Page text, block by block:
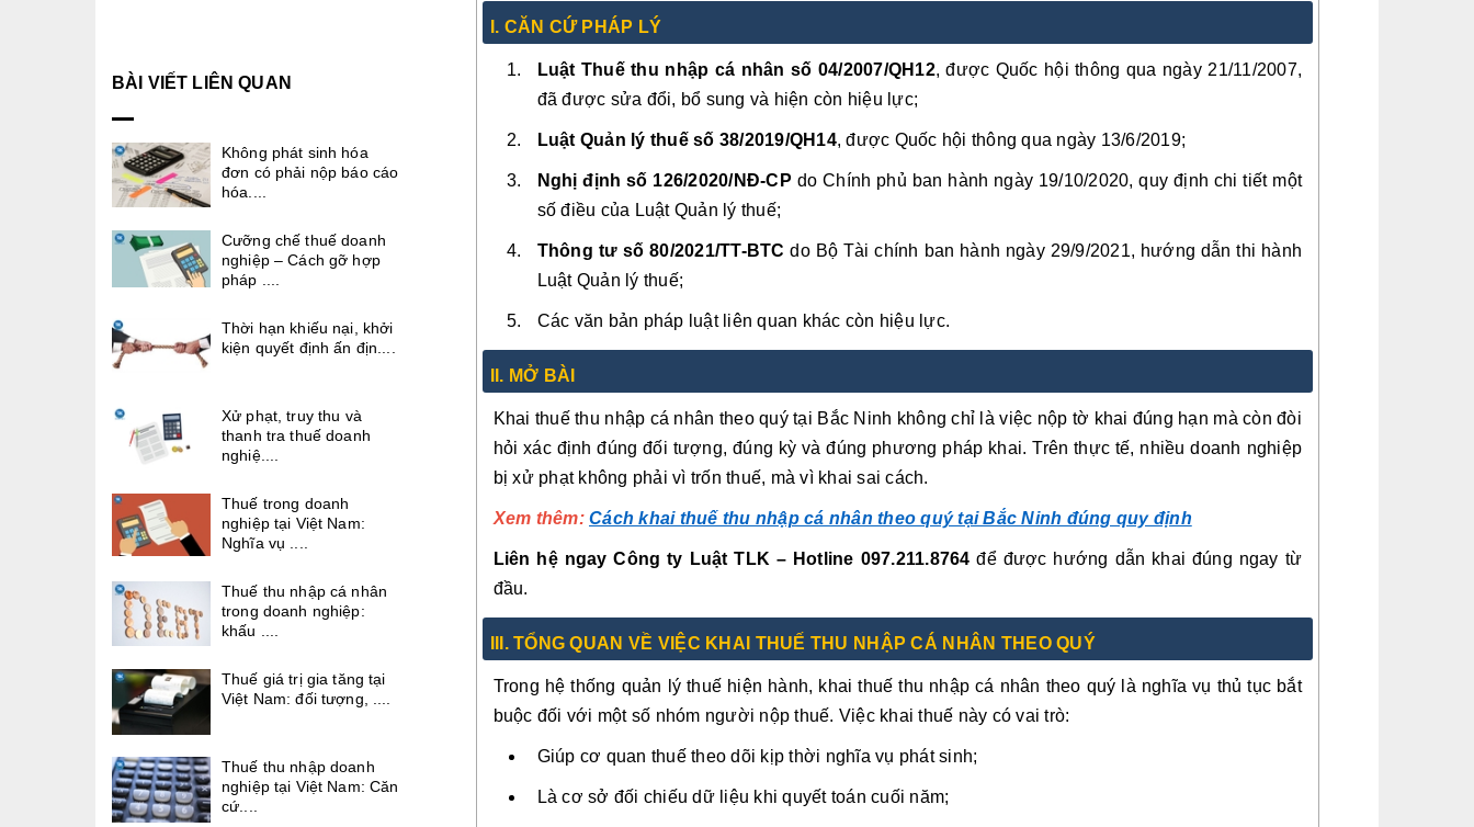
I. CĂN CỨ PHÁP LÝ
Luật Thuế thu nhập cá nhân số 04/2007/QH12, được Quốc hội thông qua ngày 21/11/2007,
đã được sửa đổi, bổ sung và hiện còn hiệu lực;
Luật Quản lý thuế số 38/2019/QH14, được Quốc hội thông qua ngày 13/6/2019;
Nghị định số 126/2020/NĐ-CP do Chính phủ ban hành ngày 19/10/2020, quy định chi tiết một
số điều của Luật Quản lý thuế;
Thông tư số 80/2021/TT-BTC do Bộ Tài chính ban hành ngày 29/9/2021, hướng dẫn thi hành
Luật Quản lý thuế;
Các văn bản pháp luật liên quan khác còn hiệu lực.
II. MỞ BÀI
Khai thuế thu nhập cá nhân theo quý tại Bắc Ninh không chỉ là việc nộp tờ khai đúng hạn mà còn đòi
hỏi xác định đúng đối tượng, đúng kỳ và đúng phương pháp khai. Trên thực tế, nhiều doanh nghiệp
bị xử phạt không phải vì trốn thuế, mà vì khai sai cách.
Xem thêm: Cách khai thuế thu nhập cá nhân theo quý tại Bắc Ninh đúng quy định
Liên hệ ngay Công ty Luật TLK – Hotline 097.211.8764 để được hướng dẫn khai đúng ngay từ
đầu.
III. TỔNG QUAN VỀ VIỆC KHAI THUẾ THU NHẬP CÁ NHÂN THEO QUÝ
Trong hệ thống quản lý thuế hiện hành, khai thuế thu nhập cá nhân theo quý là nghĩa vụ thủ tục bắt
buộc đối với một số nhóm người nộp thuế. Việc khai thuế này có vai trò:
Giúp cơ quan thuế theo dõi kịp thời nghĩa vụ phát sinh;
Là cơ sở đối chiếu dữ liệu khi quyết toán cuối năm;
BÀI VIẾT LIÊN QUAN
Không phát sinh hóa
đơn có phải nộp báo cáo
hóa....
Cưỡng chế thuế doanh
nghiệp – Cách gỡ hợp
pháp ....
Thời hạn khiếu nại, khởi
kiện quyết định ấn địn....
Xử phạt, truy thu và
thanh tra thuế doanh
nghiệ....
Thuế trong doanh
nghiệp tại Việt Nam:
Nghĩa vụ ....
Thuế thu nhập cá nhân
trong doanh nghiệp:
khấu ....
Thuế giá trị gia tăng tại
Việt Nam: đối tượng, ....
Thuế thu nhập doanh
nghiệp tại Việt Nam: Căn
cứ....